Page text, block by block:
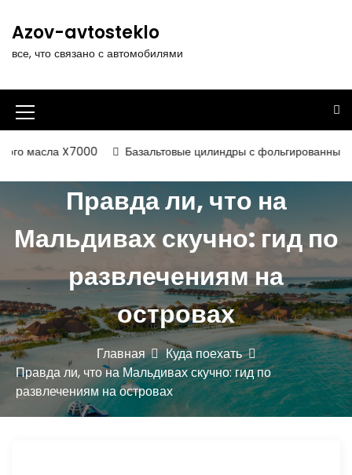
т
к
д
о
м
у
Azov-avtosteklo
все, что связано с автомобилями
И
к
о
к
а
м
е
н
ю
X7000 Базальтовые цилиндры с фольгированным и
Правда ли, что на
Мальдивах скучно: гид по
развлечениям на
островах
Главная
Куда поехать
Правда ли, что на Мальдивах скучно: гид по
развлечениям на островах